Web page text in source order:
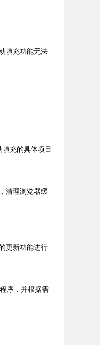
填充功能无法
充的具体项目
清理浏览器缓
更新功能进行
序，并根据需